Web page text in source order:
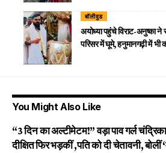
बॉलीवुड
अयोध्या पहुंचे विराट-अनुष्का ने
परिसर में घूमे, हनुमानगढ़ी में भी
You Might Also Like
“3 दिन का अल्टीमेटम!” वड़ा पाव गर्ल
दीक्षित फिर भड़कीं ,पति को दी चेतावनी, बोलीं